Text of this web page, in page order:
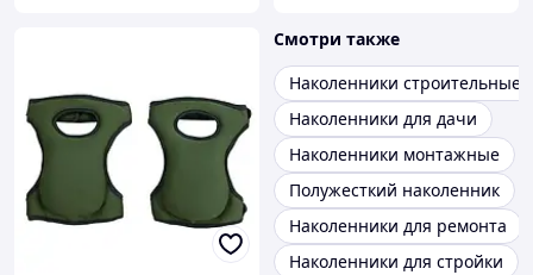
Смотри также
Наколенники строительные
Наколенники для дачи
Наколенники монтажные
Полужесткий наколенник
Наколенники для ремонта
Наколенники для стройки